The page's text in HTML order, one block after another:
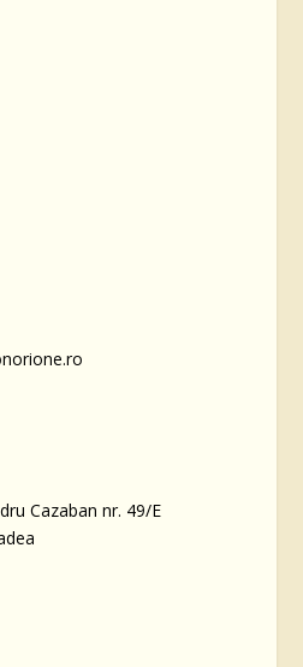
Cazaban nr. 49/E